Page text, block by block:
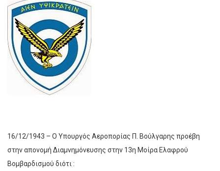
16/12/1943 – Ο Υπουργός Αεροπορίας Π. Βούλγαρης προέβη
στην απονομή Διαμνημόνευσης στην 13η Μοίρα Ελαφρού
Βομβαρδισμού διότι :